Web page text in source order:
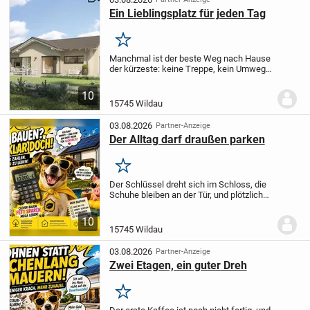
10
Ein Lieblingsplatz für jeden Tag
Merken
Manchmal ist der beste Weg nach Hause
der kürzeste: keine Treppe, kein Umweg,
dieses geplanten Bungalows in Wildau.
15745 Wildau
10
03.08.2026 Partner-Anzeige
Der Alltag darf draußen parken
Merken
Der Schlüssel dreht sich im Schloss, die
Schuhe bleiben an der Tür, und plötzlich
geplante Bungalow verbindet Wohnen auf
15745 Wildau
03.08.2026 Partner-Anzeige
Zwei Etagen, ein guter Dreh
Merken